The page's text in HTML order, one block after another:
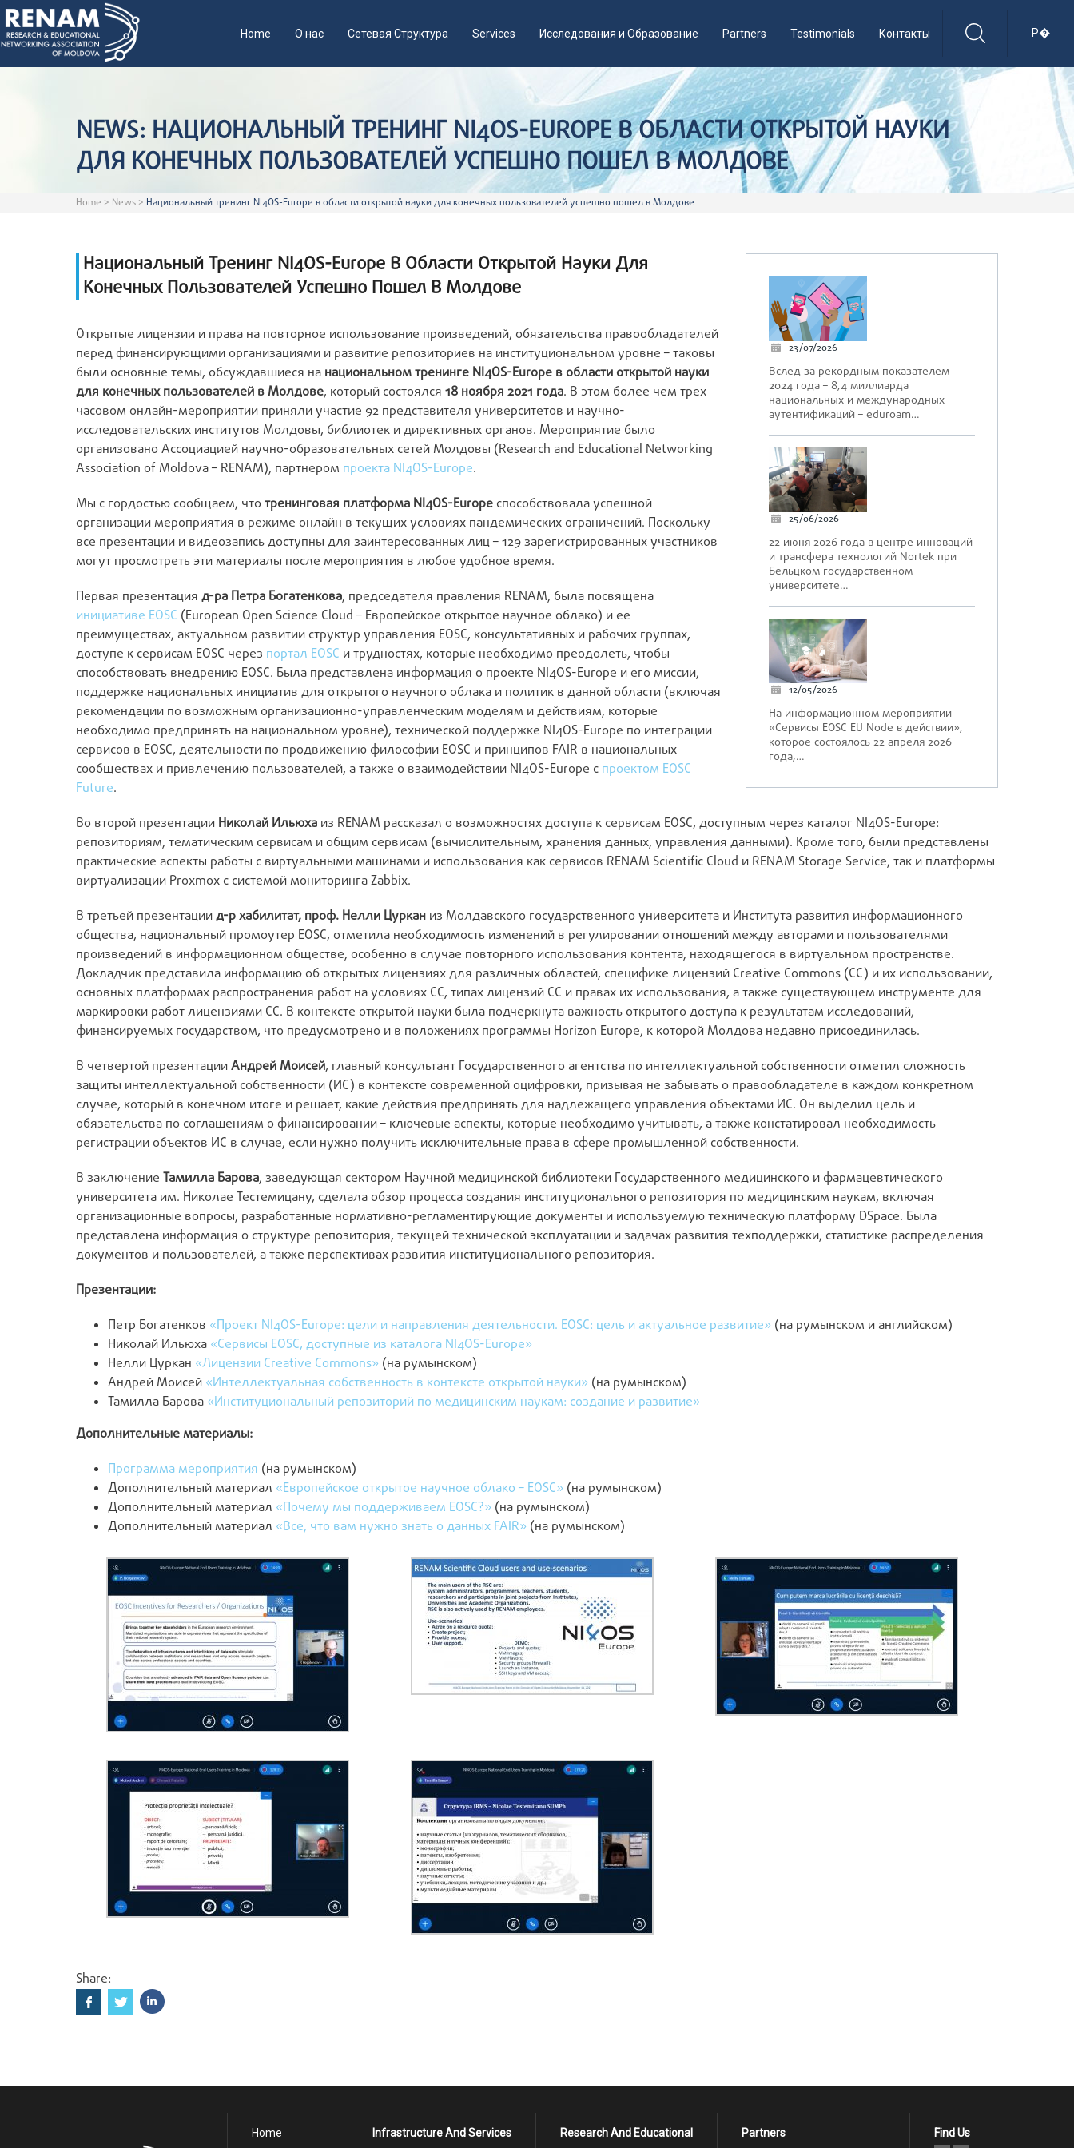
Р�
Home О нас Сетевая Структура Services Исследования и Образование Partners Testimonials Контакты
NEWS: НАЦИОНАЛЬНЫЙ ТРЕНИНГ NI4OS-EUROPE В ОБЛАСТИ ОТКРЫТОЙ НАУКИ
ДЛЯ КОНЕЧНЫХ ПОЛЬЗОВАТЕЛЕЙ УСПЕШНО ПОШЕЛ В МОЛДОВЕ
Home > News > Национальный тренинг NI4OS-Europe в области открытой науки для конечных пользователей успешно пошел в Молдове
23/07/2026
Вслед за рекордным показателем
2024 года – 8,4 миллиарда
национальных и международных
аутентификаций – eduroam…
25/06/2026
22 июня 2026 года в центре инноваций
и трансфера технологий Nortek при
Бельцком государственном
университете…
12/05/2026
На информационном мероприятии
«Сервисы EOSC EU Node в действии»,
которое состоялось 22 апреля 2026
года,…
Национальный Тренинг NI4OS-Europe В Области Открытой Науки Для
Конечных Пользователей Успешно Пошел В Молдове
Открытые лицензии и права на повторное использование произведений, обязательства правообладателей
перед финансирующими организациями и развитие репозиториев на институциональном уровне – таковы
были основные темы, обсуждавшиеся на национальном тренинге NI4OS-Europe в области открытой науки
для конечных пользователей в Молдове, который состоялся 18 ноября 2021 года. В этом более чем трех
часовом онлайн-мероприятии приняли участие 92 представителя университетов и научно-
исследовательских институтов Молдовы, библиотек и директивных органов. Мероприятие было
организовано Ассоциацией научно-образовательных сетей Молдовы (Research and Educational Networking
Association of Moldova – RENAM), партнером проекта NI4OS-Europe.
Мы с гордостью сообщаем, что тренинговая платформа NI4OS-Europe способствовала успешной
организации мероприятия в режиме онлайн в текущих условиях пандемических ограничений. Поскольку
все презентации и видеозапись доступны для заинтересованных лиц – 129 зарегистрированных участников
могут просмотреть эти материалы после мероприятия в любое удобное время.
Первая презентация д-ра Петра Богатенкова, председателя правления RENAM, была посвящена
инициативе EOSC (European Open Science Cloud – Европейское открытое научное облако) и ее
преимуществах, актуальном развитии структур управления EOSC, консультативных и рабочих группах,
доступе к сервисам EOSC через портал EOSC и трудностях, которые необходимо преодолеть, чтобы
способствовать внедрению EOSC. Была представлена информация о проекте NI4OS-Europe и его миссии,
поддержке национальных инициатив для открытого научного облака и политик в данной области (включая
рекомендации по возможным организационно-управленческим моделям и действиям, которые
необходимо предпринять на национальном уровне), технической поддержке NI4OS-Europe по интеграции
сервисов в EOSC, деятельности по продвижению философии EOSC и принципов FAIR в национальных
сообществах и привлечению пользователей, а также о взаимодействии NI4OS-Europe с проектом EOSC
Future.
Во второй презентации Николай Ильюха из RENAM рассказал о возможностях доступа к сервисам EOSC, доступным через каталог NI4OS-Europe:
репозиториям, тематическим сервисам и общим сервисам (вычислительным, хранения данных, управления данными). Кроме того, были представлены
практические аспекты работы с виртуальными машинами и использования как сервисов RENAM Scientific Cloud и RENAM Storage Service, так и платформы
виртуализации Proxmox с системой мониторинга Zabbix.
В третьей презентациид-р хабилитат, проф. Нелли Цуркан из Молдавского государственного университета и Института развития информационного
общества, национальный промоутер EOSC, отметила необходимость изменений в регулировании отношений между авторами и пользователями
произведений в информационном обществе, особенно в случае повторного использования контента, находящегося в виртуальном пространстве.
Докладчик представила информацию об открытых лицензиях для различных областей, специфике лицензий Creative Commons (CC) и их использовании,
основных платформах распространения работ на условиях CC, типах лицензий CC и правах их использования, а также существующем инструменте для
маркировки работ лицензиями CC. В контексте открытой науки была подчеркнута важность открытого доступа к результатам исследований,
финансируемых государством, что предусмотрено и в положениях программы Horizon Europe, к которой Молдова недавно присоединилась.
В четвертой презентацииАндрей Моисей, главный консультант Государственного агентства по интеллектуальной собственности отметил сложность
защиты интеллектуальной собственности (ИС) в контексте современной оцифровки, призывая не забывать о правообладателе в каждом конкретном
случае, который в конечном итоге и решает, какие действия предпринять для надлежащего управления объектами ИС. Он выделил цель и
обязательства по соглашениям о финансировании – ключевые аспекты, которые необходимо учитывать, а также констатировал необходимость
регистрации объектов ИС в случае, если нужно получить исключительные права в сфере промышленной собственности.
В заключение Тамилла Барова, заведующая сектором Научной медицинской библиотеки Государственного медицинского и фармацевтического
университета им. Николае Тестемицану, сделала обзор процесса создания институционального репозитория по медицинским наукам, включая
организационные вопросы, разработанные нормативно-регламентирующие документы и используемую техническую платформу DSpace. Была
представлена информация о структуре репозитория, текущей технической эксплуатации и задачах развития техподдержки, статистике распределения
документов и пользователей, а также перспективах развития институционального репозитория.
Презентации:
Петр Богатенков «Проект NI4OS-Europe: цели и направления деятельности. EOSC: цель и актуальное развитие» (на румынском и английском)
Николай Ильюха «Сервисы EOSC, доступные из каталога NI4OS-Europe»
Нелли Цуркан «Лицензии Creative Commons» (на румынском)
Андрей Моисей «Интеллектуальная собственность в контексте открытой науки» (на румынском)
Тамилла Барова «Институциональный репозиторий по медицинским наукам: создание и развитие»
Дополнительные материалы:
Программа мероприятия (на румынском)
Дополнительный материал «Европейское открытое научное облако – EOSC» (на румынском)
Дополнительный материал «Почему мы поддерживаем EOSC?» (на румынском)
Дополнительный материал «Все, что вам нужно знать о данных FAIR» (на румынском)
Share:
Find Us
Partners
Research And Educational
Infrastructure And Services
Home